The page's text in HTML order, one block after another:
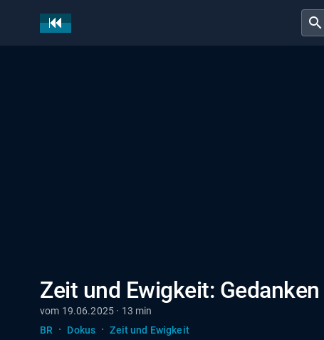
search
Zeit und Ewigkeit:
vom 19.06.2025 · 13 min
BR
· Dokus · Zeit und Ewigkeit